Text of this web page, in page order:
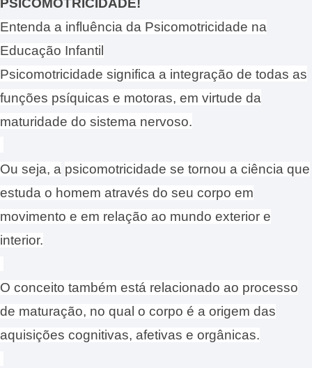
Entenda a influência da Psicomotricidade na
Educação Infantil
Psicomotricidade significa a integração de todas as
funções psíquicas e motoras, em virtude da
maturidade do sistema nervoso.
Ou seja, a psicomotricidade se tornou a ciência que
estuda o homem através do seu corpo em
movimento e em relação ao mundo exterior e
interior.
O conceito também está relacionado ao processo
de maturação, no qual o corpo é a origem das
aquisições cognitivas, afetivas e orgânicas.